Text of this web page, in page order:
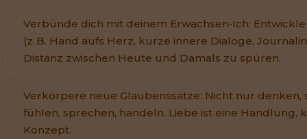
Verbünde dich mit deinem Erwachsen‑Ich:
(z. B. Hand aufs Herz, kurze innere Dialoge,
Distanz zwischen Heute und Damals zu spüren.
Verkörpere neue Glaubenssätze: Nicht nur denken,
fühlen, sprechen, handeln. Liebe ist eine Handlung,
Konzept.